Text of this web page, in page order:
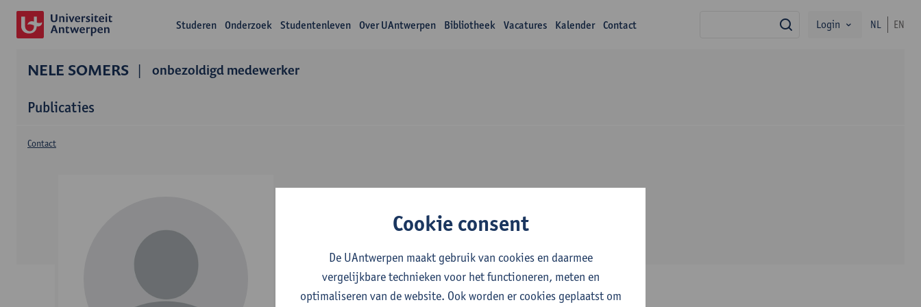
Studeren Onderzoek Studentenleven Over UAntwerpen Bibliotheek Vacatures Kalender Contact zoekLogin NL EN
NELE SOMERS onbezoldigd medewerker
Publicaties
Over Nele Somers
Contact
Cookie consent
De UAntwerpen maakt gebruik van cookies en daarmee
vergelijkbare technieken voor het functioneren, meten en
optimaliseren van de website. Ook worden er cookies geplaatst om